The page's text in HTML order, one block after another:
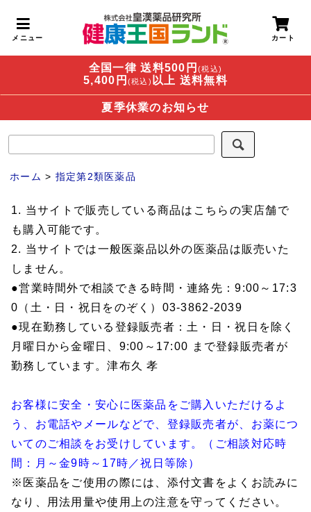
全国一律 送料500円 (税込)
5,400円 (税込) 以上 送料無料
夏季休業のお知らせ
ホーム > 指定第2類医薬品
1. 当サイトで販売している商品はこちらの実店舗で
も購入可能です。
2. 当サイトでは一般医薬品以外の医薬品は販売いた
しません。
●営業時間外で相談できる時間・連絡先：9:00～17:3
0（土・日・祝日をのぞく）03-3862-2039
●現在勤務している登録販売者：土・日・祝日を除く
月曜日から金曜日、9:00～17:00 まで登録販売者が
勤務しています。津布久 孝
お客様に安全・安心に医薬品をご購入いただけるよ
う、お電話やメールなどで、登録販売者が、お薬につ
いてのご相談をお受けしています。（ご相談対応時
間：月～金9時～17時／祝日等除）
※医薬品をご使用の際には、添付文書をよくお読みに
なり、用法用量や使用上の注意を守ってください。